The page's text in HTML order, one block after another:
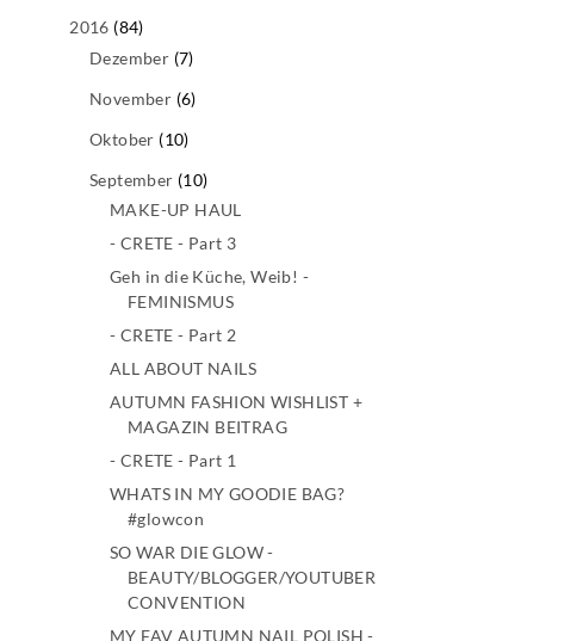
2016 (84)
Dezember (7)
November (6)
Oktober (10)
September (10)
MAKE-UP HAUL
- CRETE - Part 3
Geh in die Küche, Weib! -
FEMINISMUS
- CRETE - Part 2
ALL ABOUT NAILS
AUTUMN FASHION WISHLIST +
MAGAZIN BEITRAG
- CRETE - Part 1
WHATS IN MY GOODIE BAG?
#glowcon
SO WAR DIE GLOW -
BEAUTY/BLOGGER/YOUTUBER
CONVENTION
MY FAV AUTUMN NAIL POLISH -